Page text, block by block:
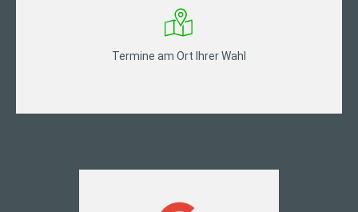
Termine am Ort Ihrer Wahl